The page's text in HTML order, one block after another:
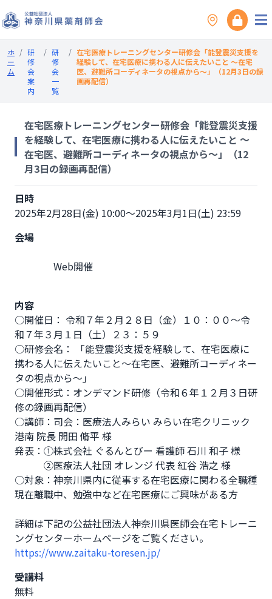
ホ
ー
ム
/ 研
修
会
案
内
/ 研
修
会
一
覧
/ 在宅医療トレーニングセンター研修会「能登震災支援を
経験して、在宅医療に携わる人に伝えたいこと ～在宅
医、避難所コーディネータの視点から～」（12月3日の録
画再配信）
在宅医療トレーニングセンター研修会「能登震災支援
を経験して、在宅医療に携わる人に伝えたいこと ～
在宅医、避難所コーディネータの視点から～」（12
月3日の録画再配信）
日時
2025年2月28日(金) 10:00～2025年3月1日(土) 23:59
会場
内容
○開催日： 令和７年２月２８日（金）１０：００～令
和７年３月１日（土）２３：５９
○研修会名： 「能登震災支援を経験して、在宅医療に
携わる人に伝えたいこと～在宅医、避難所コーディネー
タの視点から～」
○開催形式：オンデマンド研修（令和６年１２月３日研
修の録画再配信）
○講師：司会：医療法人みらい みらい在宅クリニック
港南 院長 開田 脩平 様
発表：①株式会社 ぐるんとびー 看護師 石川 和子 様
②医療法人社団 オレンジ 代表 紅谷 浩之 様
○対象：神奈川県内に従事する在宅医療に関わる全職種
現在離職中、勉強中など在宅医療にご興味がある方
詳細は下記の公益社団法人神奈川県医師会在宅トレーニ
https://www.zaitaku-toresen.jp/
受講料
無料